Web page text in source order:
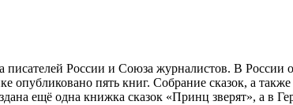
России и Союза журналистов. В России
опубликовано пять книг. Собрание сказок, а
ещё одна книжка сказок «Принц зверят», а в